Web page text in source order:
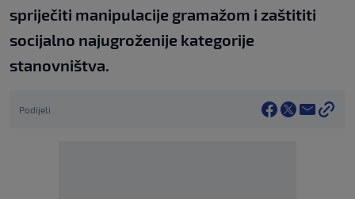
spriječiti manipulacije gramažom i zaštititi
socijalno najugroženije kategorije
stanovništva.
Podijeli